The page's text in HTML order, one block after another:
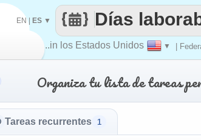
..in los Estados Unidos ▼ |
Días
EN| ES ▼
Organiza tu lista de tareas
Tareas recurrentes 1